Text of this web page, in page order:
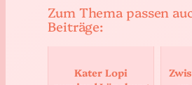
Zum Thema passen
Beiträge:
Kater Lopi